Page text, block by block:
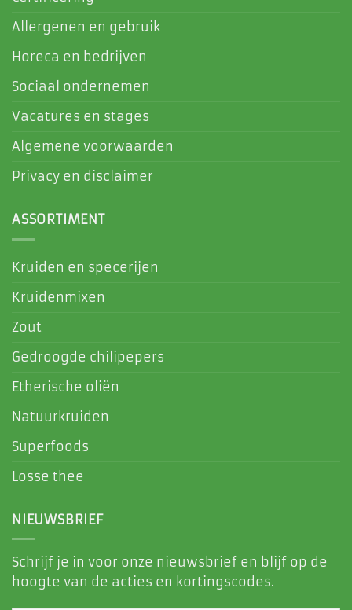
Allergenen en gebruik
Horeca en bedrijven
Sociaal ondernemen
Vacatures en stages
Algemene voorwaarden
Privacy en disclaimer
ASSORTIMENT
Kruiden en specerijen
Kruidenmixen
Zout
Gedroogde chilipepers
Etherische oliën
Natuurkruiden
Superfoods
Losse thee
NIEUWSBRIEF
Schrijf je in voor onze nieuwsbrief en blijf op de
hoogte van de acties en kortingscodes.